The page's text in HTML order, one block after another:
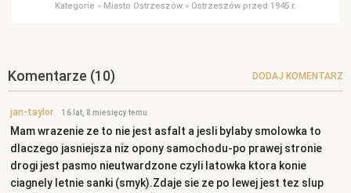
Kategorie » Miasto Ostrzeszów » Ostrzeszów przed 1945 r.
Komentarze (10) DODAJ KOMENTARZ
jan-taylor 16 lat, 8 miesięcy temu
Mam wrazenie ze to nie jest asfalt a jesli bylaby smolowka to
dlaczego jasniejsza niz opony samochodu-po prawej stronie
drogi jest pasmo nieutwardzone czyli latowka ktora konie
ciagnely letnie sanki (smyk).Zdaje sie ze po lewej jest tez slup